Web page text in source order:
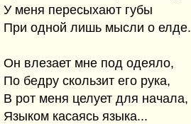
У меня пересыхают губы
При одной лишь мысли о елде.
Он влезает мне под одеяло,
По бедру скользит его рука,
В рот меня целует для начала,
Языком касаясь языка...